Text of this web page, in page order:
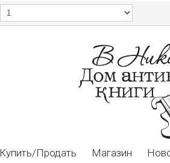
Купить/Продать Магазин